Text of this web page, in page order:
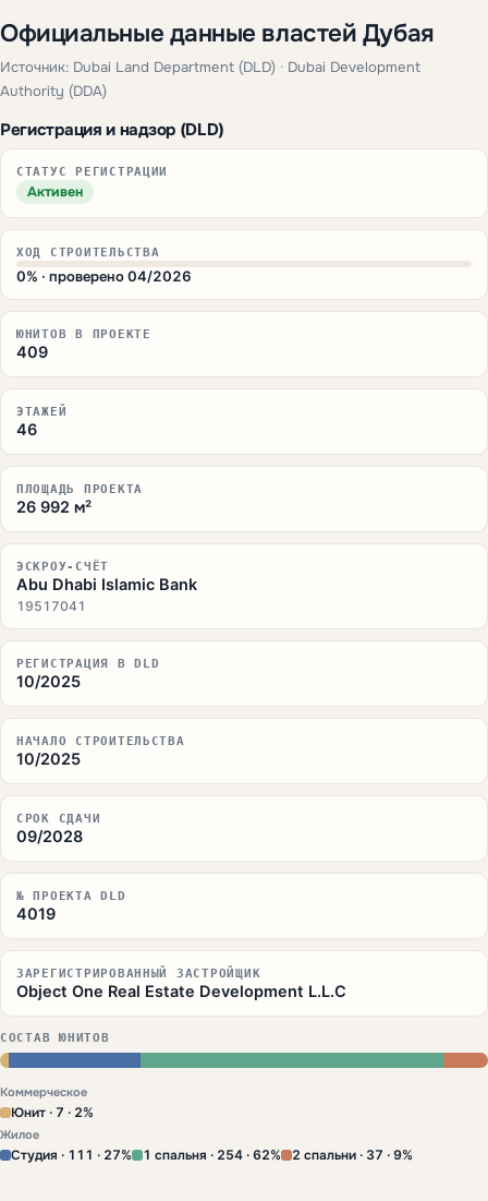
Официальные данные властей Дубая
Источник: Dubai Land Department (DLD) · Dubai Development
Authority (DDA)
Регистрация и надзор (DLD)
СТАТУС РЕГИСТРАЦИИ
Активен
ХОД СТРОИТЕЛЬСТВА
0% · проверено 04/2026
ЮНИТОВ В ПРОЕКТЕ
409
ЭТАЖЕЙ
46
ПЛОЩАДЬ ПРОЕКТА
26 992 м²
ЭСКРОУ-СЧЁТ
Abu Dhabi Islamic Bank
19517041
РЕГИСТРАЦИЯ В DLD
10/2025
НАЧАЛО СТРОИТЕЛЬСТВА
10/2025
СРОК СДАЧИ
09/2028
№ ПРОЕКТА DLD
4019
ЗАРЕГИСТРИРОВАННЫЙ ЗАСТРОЙЩИК
Object One Real Estate Development L.L.C
СОСТАВ ЮНИТОВ
Коммерческое
Юнит · 7 · 2%
Жилое
Студия · 111 · 27% 1 спальня · 254 · 62% 2 спальни · 37 · 9%